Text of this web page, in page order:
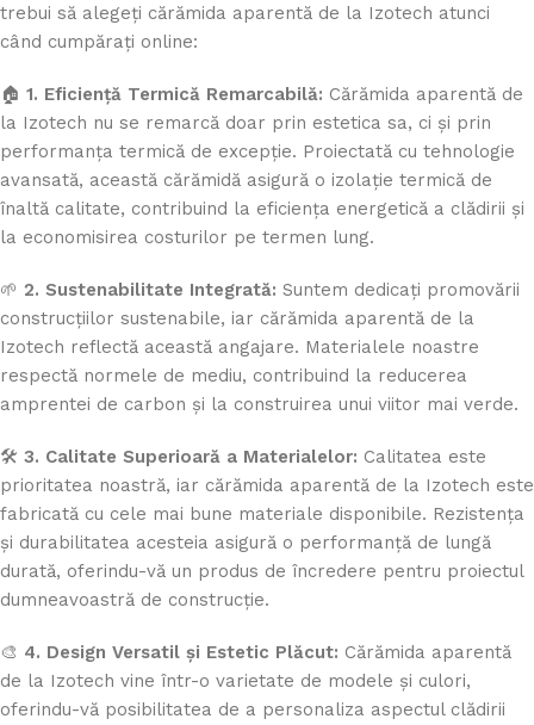
trebui să alegeți cărămida aparentă de la Izotech atunci
când cumpărați online:
🏠 1. Eficiență Termică Remarcabilă: Cărămida aparentă de
la Izotech nu se remarcă doar prin estetica sa, ci și prin
performanța termică de excepție. Proiectată cu tehnologie
avansată, această cărămidă asigură o izolație termică de
înaltă calitate, contribuind la eficiența energetică a clădirii și
la economisirea costurilor pe termen lung.
🌱 2. Sustenabilitate Integrată: Suntem dedicați promovării
construcțiilor sustenabile, iar cărămida aparentă de la
Izotech reflectă această angajare. Materialele noastre
respectă normele de mediu, contribuind la reducerea
amprentei de carbon și la construirea unui viitor mai verde.
🛠️ 3. Calitate Superioară a Materialelor: Calitatea este
prioritatea noastră, iar cărămida aparentă de la Izotech este
fabricată cu cele mai bune materiale disponibile. Rezistența
și durabilitatea acesteia asigură o performanță de lungă
durată, oferindu-vă un produs de încredere pentru proiectul
dumneavoastră de construcție.
🎨 4. Design Versatil și Estetic Plăcut: Cărămida aparentă
de la Izotech vine într-o varietate de modele și culori,
oferindu-vă posibilitatea de a personaliza aspectul clădirii